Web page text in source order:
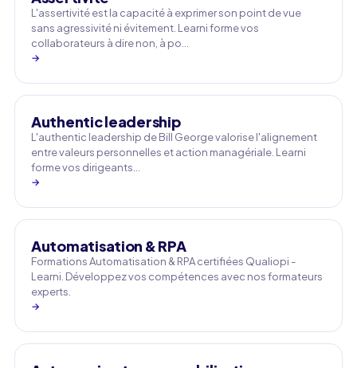
L'assertivité est la capacité à exprimer son point de vue
sans agressivité ni évitement. Learni forme vos
collaborateurs à dire non, à po…
→
Authentic leadership
L'authentic leadership de Bill George valorise l'alignement
entre valeurs personnelles et action managériale. Learni
forme vos dirigeants…
→
Automatisation & RPA
Formations Automatisation & RPA certifiées Qualiopi -
Learni. Développez vos compétences avec nos formateurs
experts.
→